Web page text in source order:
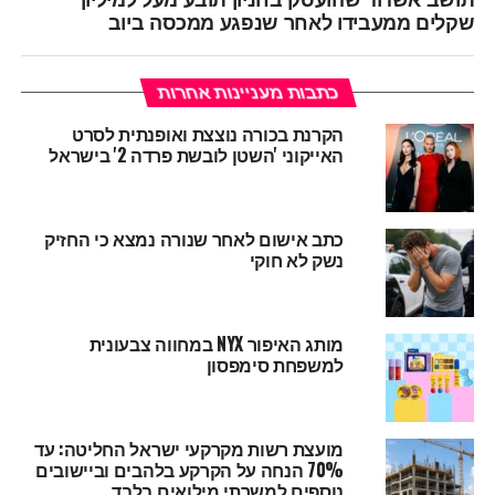
שקלים ממעבידו לאחר שנפגע ממכסה ביוב
כתבות מעניינות אחרות
הקרנת בכורה נוצצת ואופנתית לסרט
האייקוני 'השטן לובשת פרדה 2' בישראל
כתב אישום לאחר שנורה נמצא כי החזיק
נשק לא חוקי
מותג האיפור NYX במחווה צבעונית
למשפחת סימפסון
מועצת רשות מקרקעי ישראל החליטה: עד
70% הנחה על הקרקע בלהבים וביישובים